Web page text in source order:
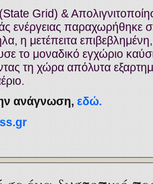
Grid) &
ενέργειας παραχωρήθηκε
η μετέπειτα επιβεβλημένη,
το μοναδικό εγχώριο
τη χώρα απόλυτα
ανάγνωση, εδώ.